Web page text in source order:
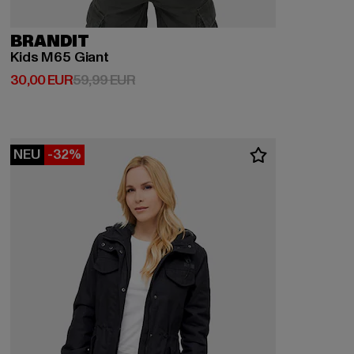
BRANDIT
Kids M65 Giant
30,00 EUR
Derzeitiger Preis: 30,00 EUR
59,99 EURAktionspreis: 59,99 EUR
NEU -32%